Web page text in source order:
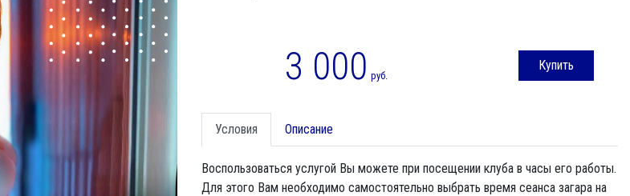
3 000 руб.
Купить
Условия Описание
Воспользоваться услугой Вы можете при посещении клуба в часы его работы.
Для этого Вам необходимо самостоятельно выбрать время сеанса загара на